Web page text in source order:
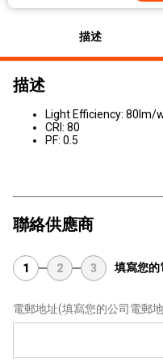
描述
描述
Light Efficiency: 80lm/
CRI: 80
PF: 0.5
聯絡供應商
1 2 3 填寫您的
電郵地址(填寫您的公司電郵